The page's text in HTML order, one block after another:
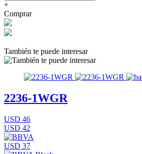
+
Comprar
También te puede interesar
2236-1WGR
USD 46
USD 42
USD 37